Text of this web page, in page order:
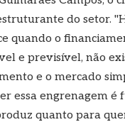
do setor.
quando o
e previsível, não
e o mercado
essa engrenagem é
quanto para